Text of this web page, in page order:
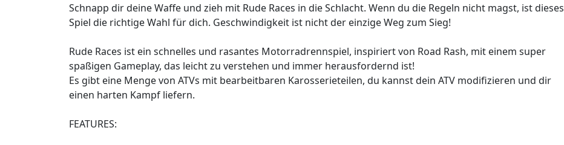
Schnapp dir deine Waffe und zieh mit Rude Races in die Schlacht. Wenn du die Regeln nicht magst, ist dieses
Spiel die richtige Wahl für dich. Geschwindigkeit ist nicht der einzige Weg zum Sieg!
Rude Races ist ein schnelles und rasantes Motorradrennspiel, inspiriert von Road Rash, mit einem super
spaßigen Gameplay, das leicht zu verstehen und immer herausfordernd ist!
Es gibt eine Menge von ATVs mit bearbeitbaren Karosserieteilen, du kannst dein ATV modifizieren und dir
einen harten Kampf liefern.
FEATURES: